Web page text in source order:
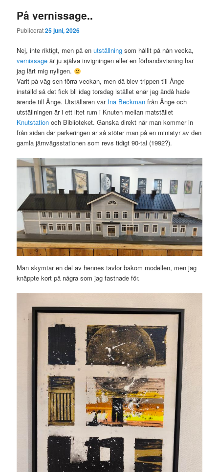
På vernissage..
Publicerat25 juni, 2026
Nej, inte riktigt, men på enutställning som hållit på nån vecka,
vernissage är ju själva invigningen eller en förhandsvisning har
jag lärt mig nyligen.
Varit på väg sen förra veckan, men då blev trippen till Ånge
inställd så det fick bli idag torsdag istället enär jag ändå hade
ärende till Ånge. Utställaren var Ina Beckman från Ånge och
utställningen är i ett litet rum i Knuten mellan matstället
Knutstation och Biblioteket. Ganska direkt när man kommer in
från sidan där parkeringen är så stöter man på en miniatyr av den
gamla järnvägsstationen som revs tidigt 90-tal (1992?).
Man skymtar en del av hennes tavlor bakom modellen, men jag
knäppte kort på några som jag fastnade för.